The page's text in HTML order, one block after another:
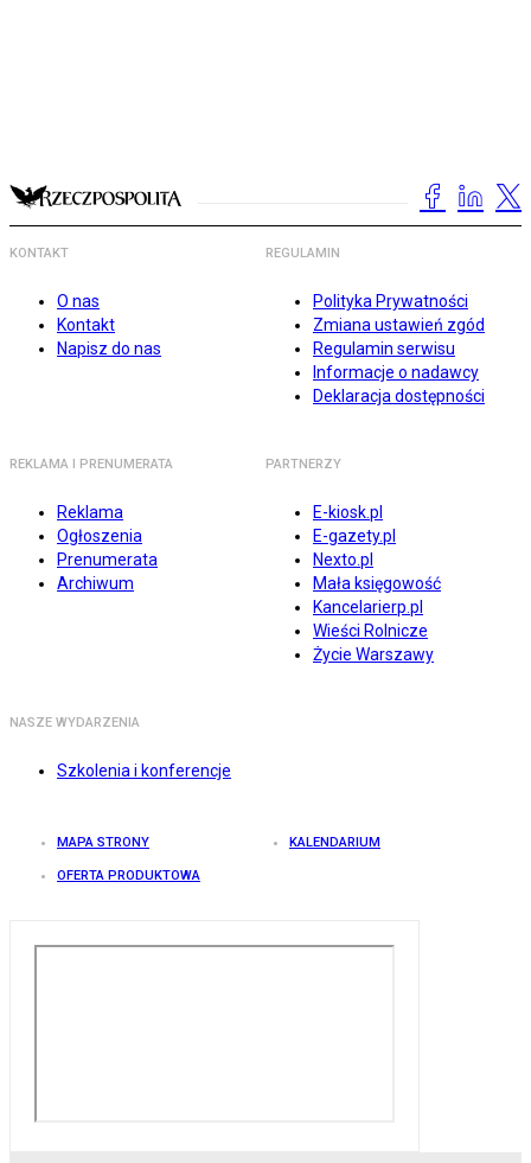
KONTAKT
O nas
Kontakt
Napisz do nas
REGULAMIN
Polityka Prywatności
Zmiana ustawień zgód
Regulamin serwisu
Informacje o nadawcy
Deklaracja dostępności
REKLAMA I PRENUMERATA
Reklama
Ogłoszenia
Prenumerata
Archiwum
PARTNERZY
E-kiosk.pl
E-gazety.pl
Nexto.pl
Mała księgowość
Kancelarierp.pl
Wieści Rolnicze
Życie Warszawy
NASZE WYDARZENIA
Szkolenia i konferencje
MAPA STRONY KALENDARIUM
OFERTA PRODUKTOWA